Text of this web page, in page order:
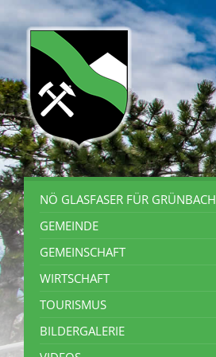
NÖ GLASFASER FÜR GRÜNBACH
GEMEINDE
GEMEINSCHAFT
WIRTSCHAFT
TOURISMUS
BILDERGALERIE